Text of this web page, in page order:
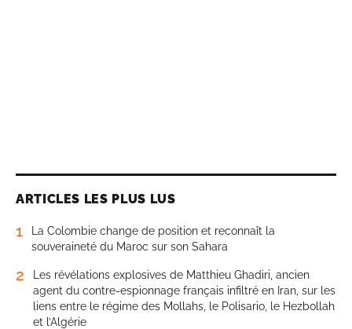
ARTICLES LES PLUS LUS
1
La Colombie change de position et reconnaît la
souveraineté du Maroc sur son Sahara
2
Les révélations explosives de Matthieu Ghadiri, ancien
agent du contre-espionnage français infiltré en Iran, sur les
liens entre le régime des Mollahs, le Polisario, le Hezbollah
et l’Algérie